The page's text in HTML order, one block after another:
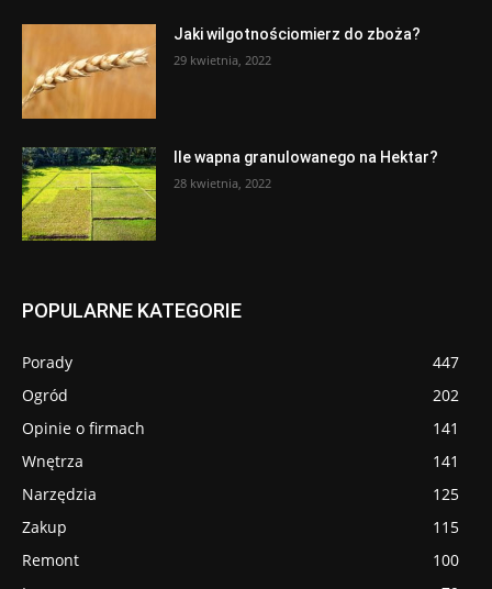
Jaki wilgotnościomierz do zboża?
29 kwietnia, 2022
Ile wapna granulowanego na Hektar?
28 kwietnia, 2022
POPULARNE KATEGORIE
Porady
447
Ogród
202
Opinie o firmach
141
Wnętrza
141
Narzędzia
125
Zakup
115
Remont
100